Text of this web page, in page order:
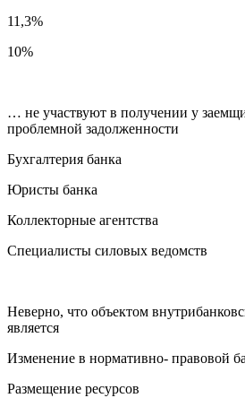
11,3%
10%
… не участвуют в получении у
проблемной задолженности
Бухгалтерия банка
Юристы банка
Коллекторные агентства
Специалисты силовых ведомств
Неверно, что объектом
является
Изменение в нормативно- правовой
Размещение ресурсов